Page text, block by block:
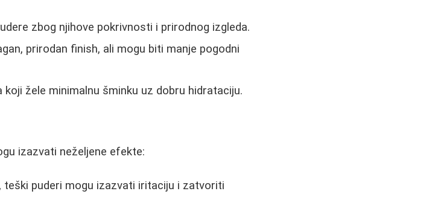
zbog njihove pokrivnosti i prirodnog izgleda.
prirodan finish, ali mogu biti manje pogodni
koji žele minimalnu šminku uz dobru hidrataciju.
izazvati neželjene efekte:
teški puderi mogu izazvati iritaciju i zatvoriti